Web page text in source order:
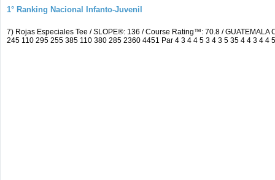
1° Ranking Nacional Infanto-Juvenil
7) Rojas Especiales Tee / SLOPE®: 136 / Course Rating™: 70.8 /
245 110 295 255 385 110 380 285 2360 4451 Par 4 3 4 4 5 3 4 3 5 35 4 4 3 4 4